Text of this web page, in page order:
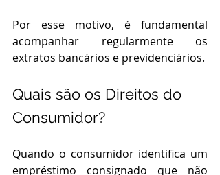
Por esse motivo, é fundamental
acompanhar regularmente os
extratos bancários e previdenciários.
Quais são os Direitos do
Consumidor?
Quando o consumidor identifica um
empréstimo consignado que não